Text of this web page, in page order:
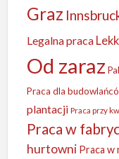
Graz
Legalna praca
Od zaraz
Praca dla
plantacji Praca przy
Praca w
hurtowni Praca w